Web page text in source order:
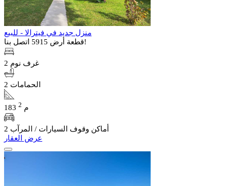
منزل جديد في فيترالا - للبيع
قطعة أرض 5915اتصل بنا!
2 غرف نوم
2 الحمامات
183 م 2
2 أماكن وقوف السيارات / المرآب
عرض العقار